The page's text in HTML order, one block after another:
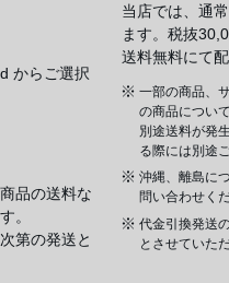
からご選択
品の送料な
。
第の発送と
当店では、通
ます。税抜
送料無料にて配
一部の商品、
の商品につい
別途送料が発
る際には別途
沖縄、離島に
問い合わせくだ
代金引換発送
とさせていた